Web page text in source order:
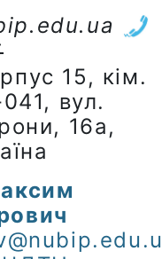
15, кім.
вул.
16а,